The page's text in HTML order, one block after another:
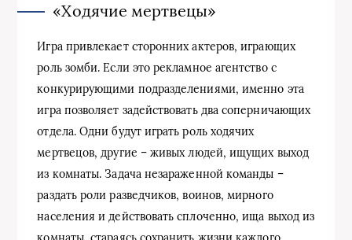
«Ходячие мертвецы»
Игра привлекает сторонних актеров, играющих
роль зомби. Если это рекламное агентство с
конкурирующими подразделениями, именно эта
игра позволяет задействовать два соперничающих
отдела. Одни будут играть роль ходячих
мертвецов, другие – живых людей, ищущих выход
из комнаты. Задача незараженной команды –
раздать роли разведчиков, воинов, мирного
населения и действовать сплоченно, ища выход из